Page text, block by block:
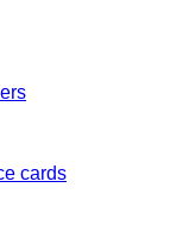
cards